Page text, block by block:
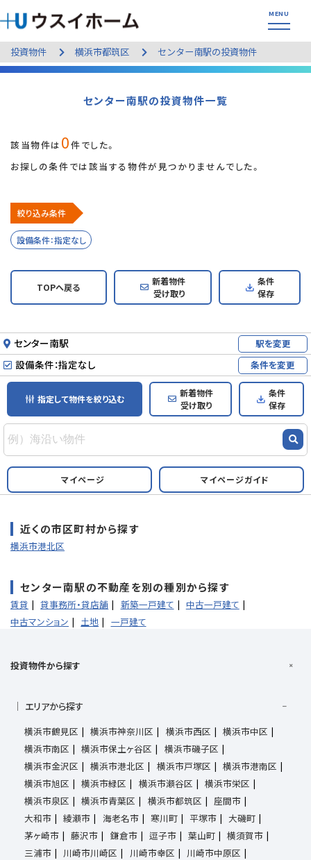
投資物件 横浜市都筑区 センター南駅の投資物件
センター南駅の投資物件一覧
該当物件は 0件でした。
お探しの条件では該当する物件が見つかりませんでした。
絞り込み条件
設備条件：指定なし
TOPへ戻る
新着物件
受け取り
条件
保存
センター南駅 駅を変更
設備条件：指定なし 条件を変更
指定して物件を絞り込む
新着物件
受け取り
条件
保存
マイページ マイページガイド
近くの市区町村から探す
横浜市港北区
センター南駅の不動産を別の種別から探す
賃貸 貸事務所・貸店舗 新築一戸建て
中古一戸建て
中古マンション
土地 一戸建て
投資物件から探す
エリアから探す
横浜市鶴見区
横浜市神奈川区 横浜市西区
横浜市中区
横浜市南区
横浜市保土ヶ谷区
横浜市磯子区
横浜市金沢区
横浜市港北区 横浜市戸塚区
横浜市港南区
横浜市旭区
横浜市緑区 横浜市瀬谷区
横浜市栄区
横浜市泉区
横浜市青葉区 横浜市都筑区
座間市
大和市
綾瀬市 海老名市 寒川町 平塚市
大磯町
茅ヶ崎市
藤沢市 鎌倉市 逗子市 葉山町
横須賀市
三浦市
川崎市川崎区 川崎市幸区
川崎市中原区